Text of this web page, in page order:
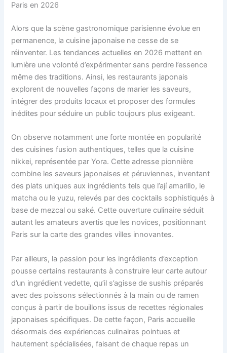
Paris en 2026
Alors que la scène gastronomique parisienne évolue en
permanence, la cuisine japonaise ne cesse de se
réinventer. Les tendances actuelles en 2026 mettent en
lumière une volonté d’expérimenter sans perdre l’essence
même des traditions. Ainsi, les restaurants japonais
explorent de nouvelles façons de marier les saveurs,
intégrer des produits locaux et proposer des formules
inédites pour séduire un public toujours plus exigeant.
On observe notamment une forte montée en popularité
des cuisines fusion authentiques, telles que la cuisine
nikkei, représentée par Yora. Cette adresse pionnière
combine les saveurs japonaises et péruviennes, inventant
des plats uniques aux ingrédients tels que l’ají amarillo, le
matcha ou le yuzu, relevés par des cocktails sophistiqués à
base de mezcal ou saké. Cette ouverture culinaire séduit
autant les amateurs avertis que les novices, positionnant
Paris sur la carte des grandes villes innovantes.
Par ailleurs, la passion pour les ingrédients d’exception
pousse certains restaurants à construire leur carte autour
d’un ingrédient vedette, qu’il s’agisse de sushis préparés
avec des poissons sélectionnés à la main ou de ramen
conçus à partir de bouillons issus de recettes régionales
japonaises spécifiques. De cette façon, Paris accueille
désormais des expériences culinaires pointues et
hautement spécialisées, faisant de chaque repas un